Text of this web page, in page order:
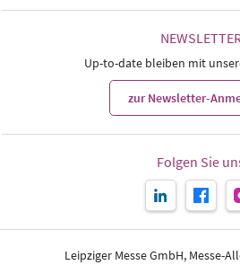
Up-to-date bleiben mit
zur Newsletter-
Folgen Sie
Leipziger Messe GmbH, Messe-